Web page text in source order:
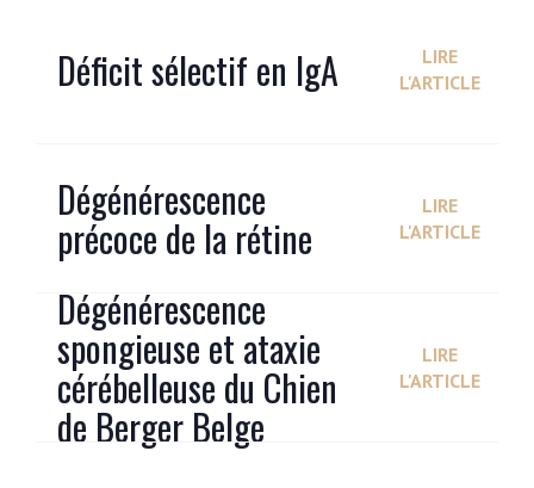
Déficit sélectif en IgA
LIRE
L'ARTICLE
Dégénérescence
précoce de la rétine
LIRE
L'ARTICLE
Dégénérescence
spongieuse et ataxie
cérébelleuse du Chien
de Berger Belge
LIRE
L'ARTICLE